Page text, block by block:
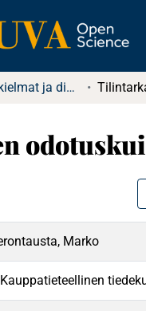
Pro gradu -tutkielmat ja diplomityöt (rajattu saatavuus)
Marko